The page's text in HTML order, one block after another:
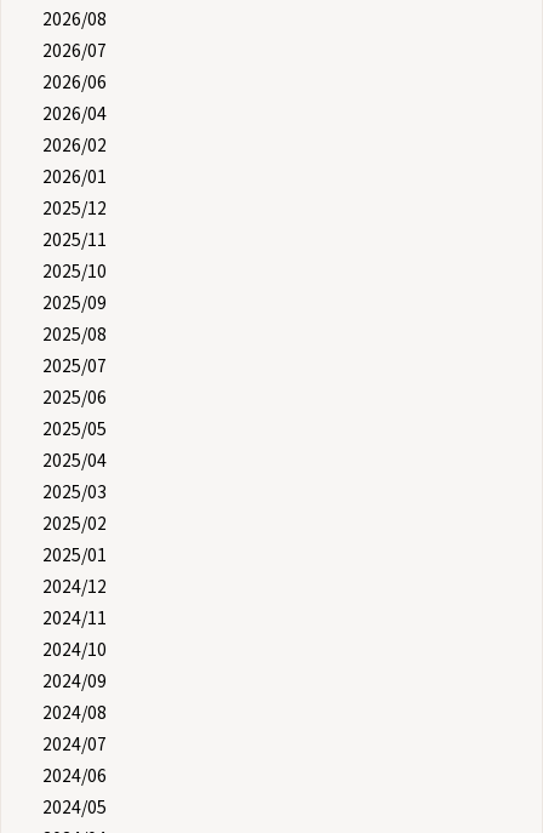
2026/08
2026/07
2026/06
2026/04
2026/02
2026/01
2025/12
2025/11
2025/10
2025/09
2025/08
2025/07
2025/06
2025/05
2025/04
2025/03
2025/02
2025/01
2024/12
2024/11
2024/10
2024/09
2024/08
2024/07
2024/06
2024/05